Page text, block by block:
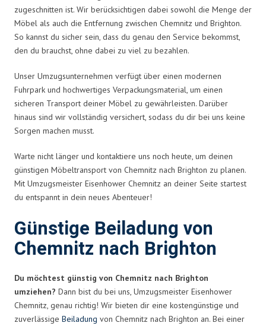
zugeschnitten ist. Wir berücksichtigen dabei sowohl die Menge der
Möbel als auch die Entfernung zwischen Chemnitz und Brighton.
So kannst du sicher sein, dass du genau den Service bekommst,
den du brauchst, ohne dabei zu viel zu bezahlen.
Unser Umzugsunternehmen verfügt über einen modernen
Fuhrpark und hochwertiges Verpackungsmaterial, um einen
sicheren Transport deiner Möbel zu gewährleisten. Darüber
hinaus sind wir vollständig versichert, sodass du dir bei uns keine
Sorgen machen musst.
Warte nicht länger und kontaktiere uns noch heute, um deinen
günstigen Möbeltransport von Chemnitz nach Brighton zu planen.
Mit Umzugsmeister Eisenhower Chemnitz an deiner Seite startest
du entspannt in dein neues Abenteuer!
Günstige Beiladung von
Chemnitz nach Brighton
Du möchtest günstig von Chemnitz nach Brighton
umziehen? Dann bist du bei uns, Umzugsmeister Eisenhower
Chemnitz, genau richtig! Wir bieten dir eine kostengünstige und
zuverlässige Beiladung von Chemnitz nach Brighton an. Bei einer